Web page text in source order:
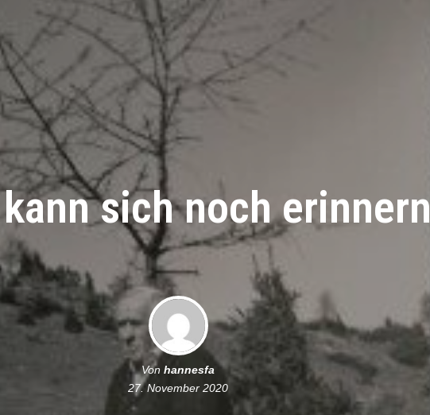
sich noch erinnern
Von hannesfa
27. November 2020